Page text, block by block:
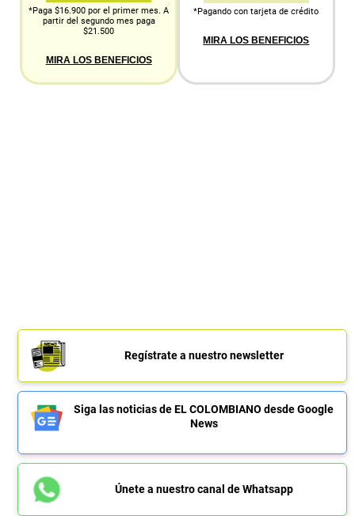
*Paga $16.900 por el primer mes. A
partir del segundo mes paga
$21.500
MIRA LOS BENEFICIOS
*Pagando con tarjeta de crédito
MIRA LOS BENEFICIOS
Regístrate a nuestro newsletter
Siga las noticias de EL COLOMBIANO desde Google
News
Únete a nuestro canal de Whatsapp